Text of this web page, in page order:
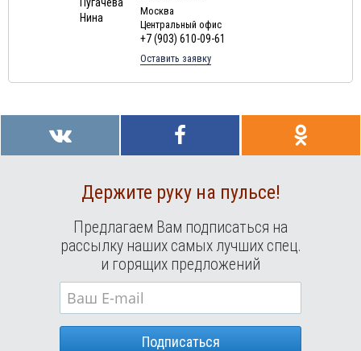
Москва
Центральный офис
+7 (903) 610-09-61
Оставить заявку
Держите руку на пульсе!
Предлагаем Вам подписаться на
рассылку наших самых лучших спец.
и горящих предложений
Подписаться